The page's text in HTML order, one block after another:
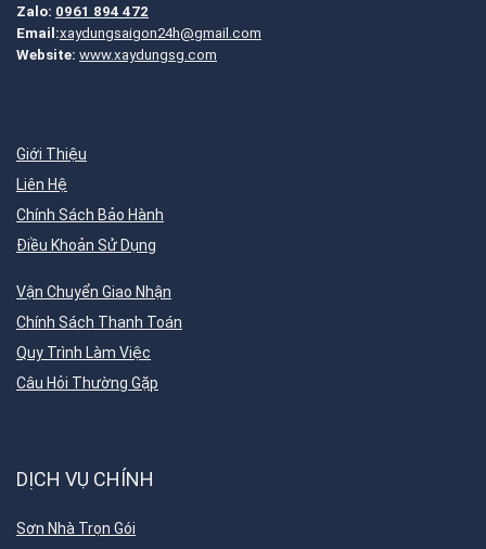
Zalo: 0961 894 472
Email:xaydungsaigon24h@gmail.com
Website: www.xaydungsg.com
Giới Thiệu
Liên Hệ
Chính Sách Bảo Hành
Điều Khoản Sử Dụng
Vận Chuyển Giao Nhận
Chính Sách Thanh Toán
Quy Trình Làm Việc
Câu Hỏi Thường Gặp
DỊCH VỤ CHÍNH
Sơn Nhà Trọn Gói